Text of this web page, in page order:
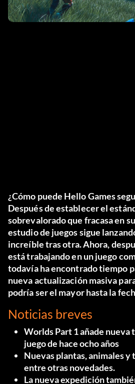
¿Cómo puede Hello Games
Después de establecer el
sobrevalorado que fracasa en
estudio de juegos sigue
increíble tras otra. Ahora,
está trabajando en un juego
todavía ha encontrado tiempo
nueva actualización masiva
podría ser el mayor hasta la
Noticias breves
Worlds Part 1 añade nueva
juego de hace ocho años
Nuevas plantas, animales y
entre otras novedades.
La nueva expedición